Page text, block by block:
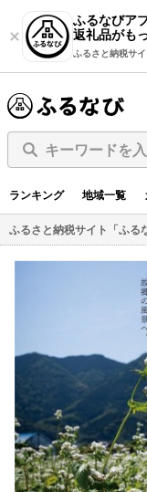
ふるなびア
返礼品がも
ふるさと納税サイ
キーワードを
ランキング 地域一覧
ふるさと納税サイト「ふる